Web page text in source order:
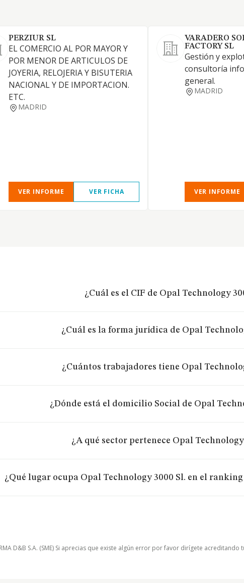
PERZIUR SL
EL COMERCIO AL POR MAYOR Y
POR MENOR DE ARTICULOS DE
JOYERIA, RELOJERIA Y BISUTERIA
NACIONAL Y DE IMPORTACION.
ETC.
MADRID
VER INFORME VER FICHA
VARADERO
FACTORY SL
Gestión y
consultoría
general.
MADRID
VER INFORME
¿Cuál es el CIF de Opal Technology
¿Cuál es la forma jurídica de Opal
¿Cuántos trabajadores tiene Opal
¿Dónde está el domicilio Social de Opal
¿A qué sector pertenece Opal Technology
¿Qué lugar ocupa Opal Technology 3000 Sl. en el
D&B S.A. (SME) Si aprecias que existe algún error por favor dirígete